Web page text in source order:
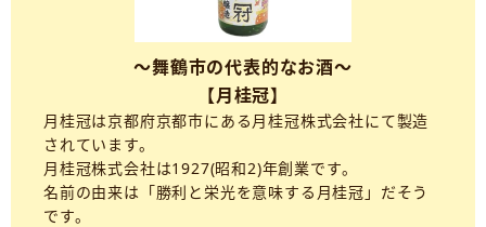
～舞鶴市の代表的なお酒～
【月桂冠】
月桂冠は京都府京都市にある月桂冠株式会社にて製造
されています。
月桂冠株式会社は1927(昭和2)年創業です。
名前の由来は「勝利と栄光を意味する月桂冠」だそう
です。